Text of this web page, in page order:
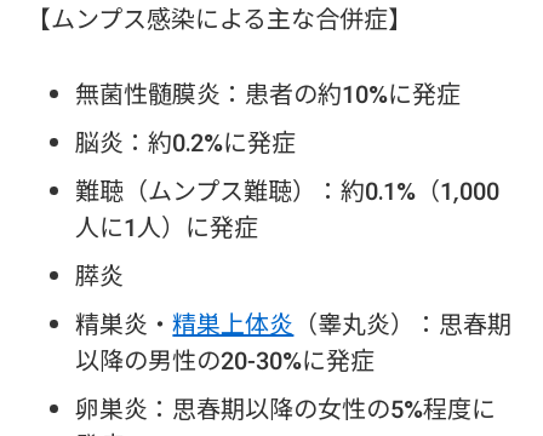
【ムンプス感染による主な合併症】
無菌性髄膜炎：患者の約10%に発症
脳炎：約0.2%に発症
難聴（ムンプス難聴）：約0.1%（1,000
人に1人）に発症
膵炎
精巣炎・精巣上体炎 （睾丸炎）：思春期
以降の男性の20-30%に発症
卵巣炎：思春期以降の女性の5%程度に